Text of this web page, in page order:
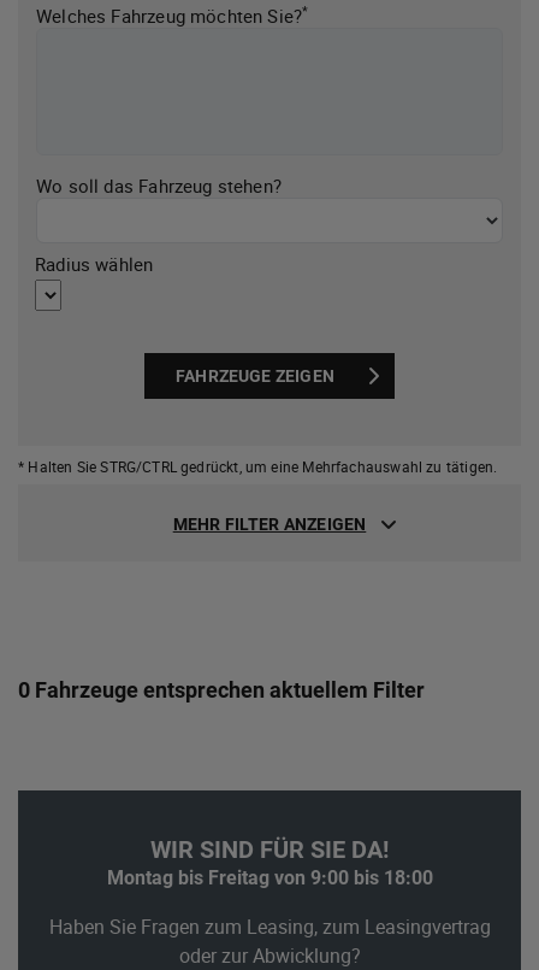
Welches Fahrzeug möchten Sie?*
Wo soll das Fahrzeug stehen?
Radius wählen
FAHRZEUGE ZEIGEN
* Halten Sie STRG/CTRL gedrückt, um eine Mehrfachauswahl zu tätigen.
MEHR FILTER ANZEIGEN
0 Fahrzeuge entsprechen aktuellem Filter
WIR SIND FÜR SIE DA!
Montag bis Freitag von 9:00 bis 18:00
Haben Sie Fragen zum Leasing, zum Leasingvertrag
oder zur Abwicklung?